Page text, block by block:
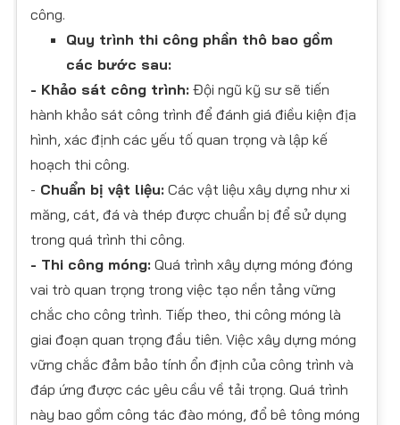
công.
Quy trình thi công phần thô bao gồm
các bước sau:
- Khảo sát công trình: Đội ngũ kỹ sư sẽ tiến
hành khảo sát công trình để đánh giá điều kiện địa
hình, xác định các yếu tố quan trọng và lập kế
hoạch thi công.
- Chuẩn bị vật liệu: Các vật liệu xây dựng như xi
măng, cát, đá và thép được chuẩn bị để sử dụng
trong quá trình thi công.
- Thi công móng: Quá trình xây dựng móng đóng
vai trò quan trọng trong việc tạo nền tảng vững
chắc cho công trình. Tiếp theo, thi công móng là
giai đoạn quan trọng đầu tiên. Việc xây dựng móng
vững chắc đảm bảo tính ổn định của công trình và
đáp ứng được các yêu cầu về tải trọng. Quá trình
này bao gồm công tác đào móng, đổ bê tông móng